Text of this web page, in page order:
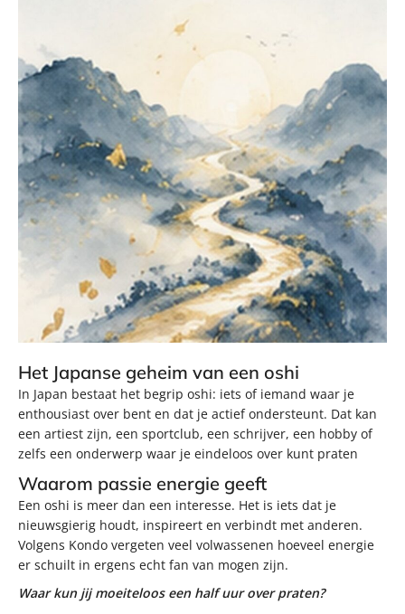
Het Japanse geheim van een oshi
In Japan bestaat het begrip oshi: iets of iemand waar je
enthousiast over bent en dat je actief ondersteunt. Dat kan
een artiest zijn, een sportclub, een schrijver, een hobby of
zelfs een onderwerp waar je eindeloos over kunt praten
Waarom passie energie geeft
Een oshi is meer dan een interesse. Het is iets dat je
nieuwsgierig houdt, inspireert en verbindt met anderen.
Volgens Kondo vergeten veel volwassenen hoeveel energie
er schuilt in ergens echt fan van mogen zijn.
Waar kun jij moeiteloos een half uur over praten?